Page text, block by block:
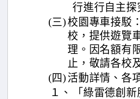
行進行自主
(三)校園專車接駁
校，提供遊覽
理。因名額有
止，敬請各校
(四) 活動詳情、各
１、
「綠雷德創